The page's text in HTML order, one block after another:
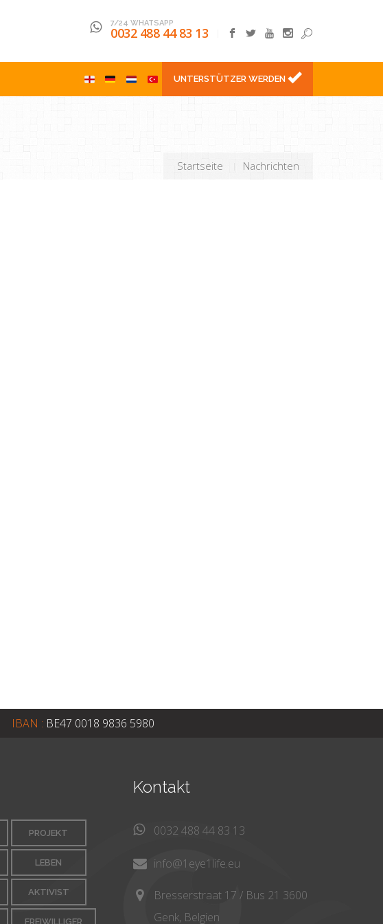
7/24 WHATSAPP
0032 488 44 83 13
UNTERSTÜTZER WERDEN
Startseite Nachrichten
IBAN : BE47 0018 9836 5980
PROJEKT
LEBEN
AKTIVIST
FREIWILLIGER
Kontakt
0032 488 44 83 13
info@1eye1life.eu
Bresserstraat 17 / Bus 21 3600
Genk, Belgien